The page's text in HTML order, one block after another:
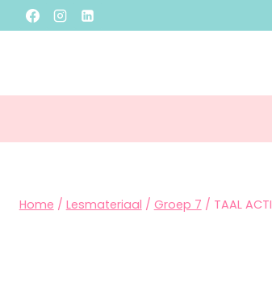
Home / Lesmateriaal / Groep 7 / TAAL